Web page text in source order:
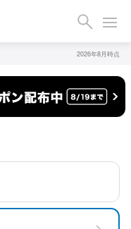
2026年8月時点